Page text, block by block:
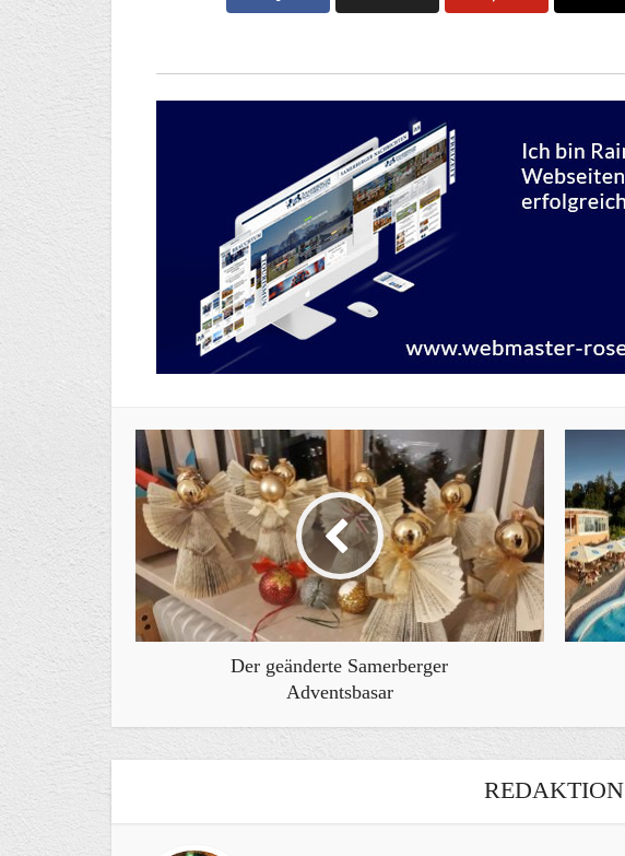
Der geänderte Samerberger
Adventsbasar
REDAKTION